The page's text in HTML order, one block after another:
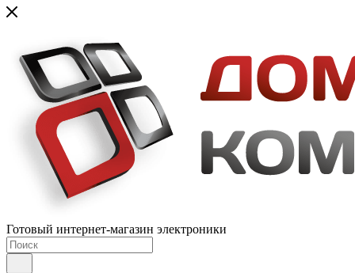
Готовый интернет-магазин электроники